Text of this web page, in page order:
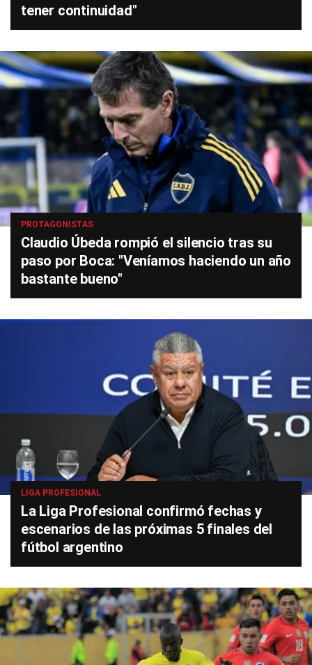
tener continuidad"
PROTAGONISTAS
Claudio Úbeda rompió el silencio tras su
paso por Boca: "Veníamos haciendo un año
bastante bueno"
LIGA PROFESIONAL
La Liga Profesional confirmó fechas y
escenarios de las próximas 5 finales del
fútbol argentino